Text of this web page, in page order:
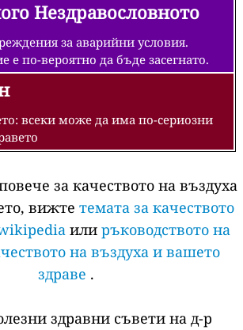
Нездравословното
за аварийни условия.
е по-вероятно да бъде засегнато.
всеки може да има по-сериозни
за качеството на въздуха
вижте темата за качеството
или ръководството на
на въздуха и вашето
здраве .
здравни съвети на д-р